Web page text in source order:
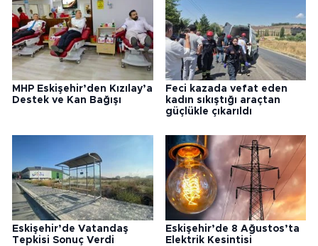
MHP Eskişehir’den Kızılay’a
Destek ve Kan Bağışı
Feci kazada vefat eden
kadın sıkıştığı araçtan
güçlükle çıkarıldı
Eskişehir’de Vatandaş
Tepkisi Sonuç Verdi
Eskişehir’de 8 Ağustos’ta
Elektrik Kesintisi